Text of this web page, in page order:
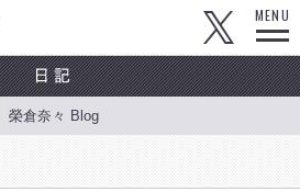
KEN ON Message OFFICIAL MOBILE SITE
MENU
榮倉奈々 Blog